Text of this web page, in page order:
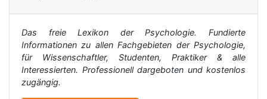
Das freie Lexikon der Psychologie. Fundierte
Informationen zu allen Fachgebieten der Psychologie,
für Wissenschaftler, Studenten, Praktiker & alle
Interessierten. Professionell dargeboten und kostenlos
zugängig.